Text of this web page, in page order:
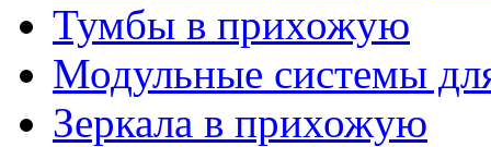
Тумбы в прихожую
Модульные системы
Зеркала в прихожую